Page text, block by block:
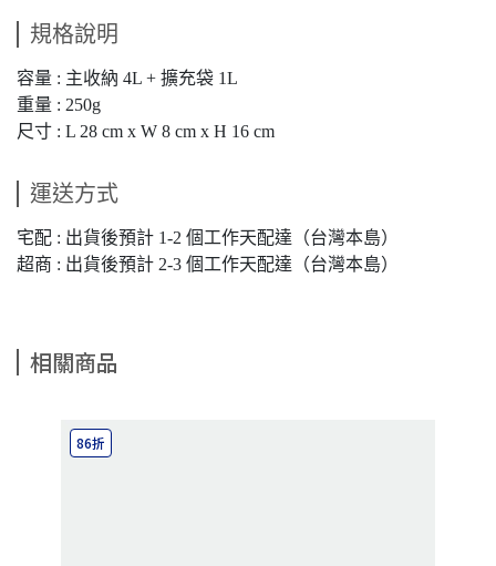
規格說明
容量 : 主收納 4L + 擴充袋 1L
重量 : 250g
尺寸 : L 28 cm x W 8 cm x H 16 cm
運送方式
宅配 : 出貨後預計 1-2 個工作天配達（台灣本島）
超商 : 出貨後預計 2-3 個工作天配達（台灣本島）
相關商品
86折